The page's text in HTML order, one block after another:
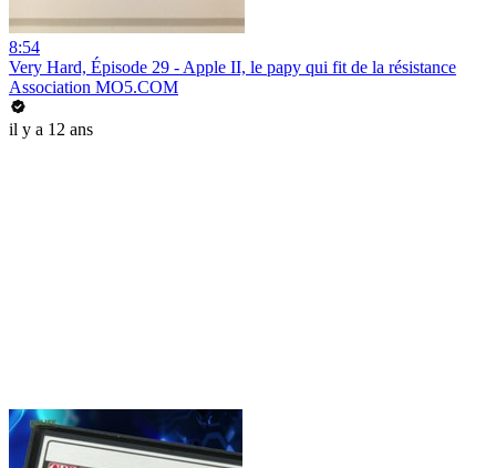
8:54
Very Hard, Épisode 29 - Apple II, le papy qui fit de la résistance
Association MO5.COM
il y a 12 ans